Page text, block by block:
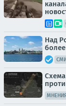
Над